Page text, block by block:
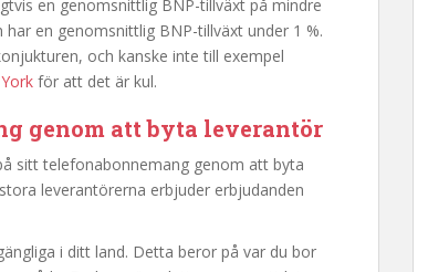
en genomsnittlig BNP-tillväxt på mindre
en genomsnittlig BNP-tillväxt under 1 %.
och kanske inte till exempel
för att det är kul.
genom att byta leverantör
sitt telefonabonnemang genom att byta
leverantörerna erbjuder erbjudanden
i ditt land. Detta beror på var du bor